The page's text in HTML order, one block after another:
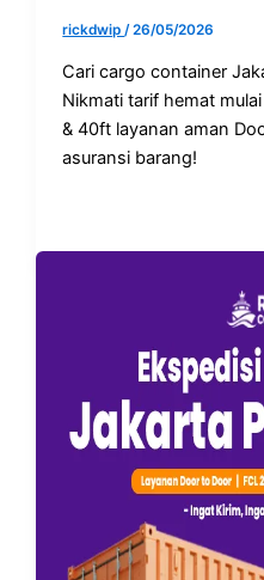
rickdwip /26/05/2026
Cari cargo container
Nikmati tarif hemat
& 40ft layanan aman
asuransi barang!